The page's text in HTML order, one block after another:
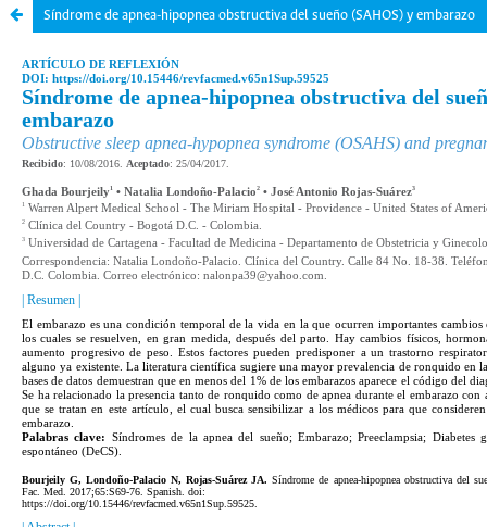
Síndrome de apnea-hipopnea obstructiva del sueño (SAHOS) y embarazo